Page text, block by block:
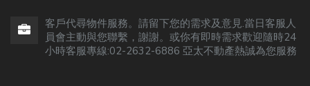
客戶代尋物件服務。請留下您的需求及意見.當日客服人
員會主動與您聯繫，謝謝。或你有即時需求歡迎隨時24
小時客服專線:02-2632-6886 亞太不動產熱誠為您服務